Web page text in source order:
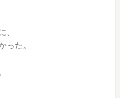
、
った。